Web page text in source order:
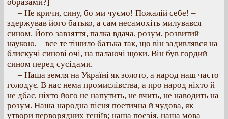
– Не кричи, сину, бо ми чуємо! Пожалій себе! –
здержував його батько, а сам несамохіть милувався
сином. Його завзяття, палка вдача, розум, розвитий
наукою, – все те тішило батька так, що він задивлявся на
блискучі синові очі, на палаючі щоки. Він був гордий
сином перед сусідами.
– Наша земля на Україні як золото, а народ наш часто
голодує. В нас нема промислівства, а про народ ніхто й
не дбає, ніхто його не напутить, не вчить, не наводить на
розум. Наша народна пісня поетична й чудова, як
утвори перворядних геніїв; наша поезія, наша мова